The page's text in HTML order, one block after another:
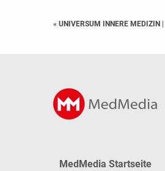
« UNIVERSUM INNERE MEDIZIN |
MedMedia Startseite